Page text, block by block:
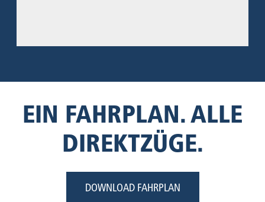
EIN FAHRPLAN. ALLE
DIREKTZÜGE.
DOWNLOAD FAHRPLAN